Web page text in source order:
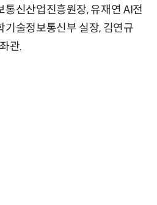
통신산업진흥원장, 유재연 AI전
기술정보통신부 실장, 김연규
관.